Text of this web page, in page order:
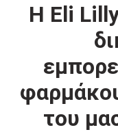
Η Eli
του